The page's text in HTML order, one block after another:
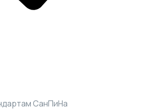
СанПиНа